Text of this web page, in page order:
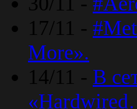
17/11 -
More».
14/11 - В